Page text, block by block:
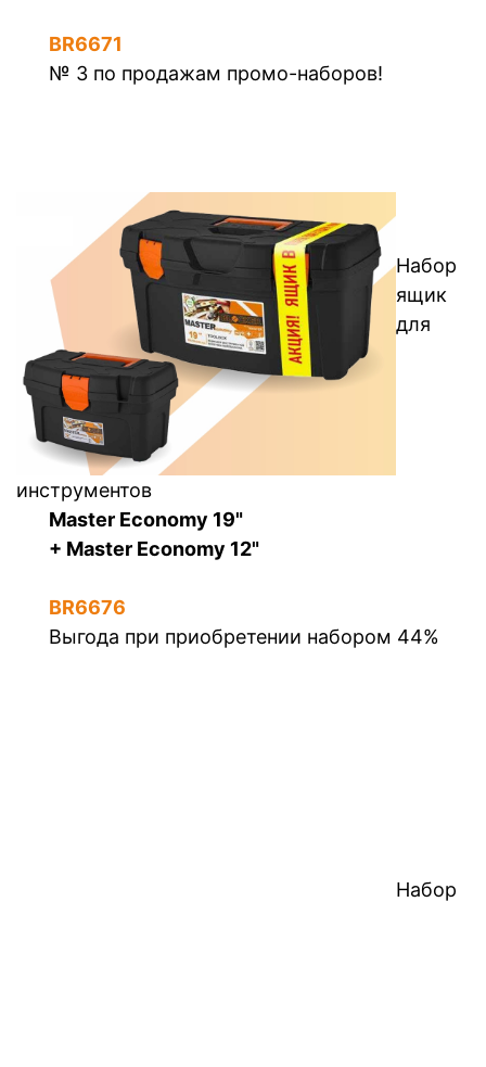
BR6671
№ 3 по продажам промо-наборов!
Набор
ящик
для
инструментов
Master Economy 19"
+ Master Economy 12"
BR6676
Выгода при приобретении набором 44%
Набор